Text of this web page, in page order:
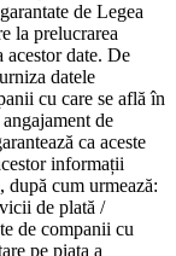
de Legea
la prelucrarea
acestor date. De
datele
cu care se află în
de
ca aceste
informații
după cum urmează:
de plată /
de companii cu
pe piața a